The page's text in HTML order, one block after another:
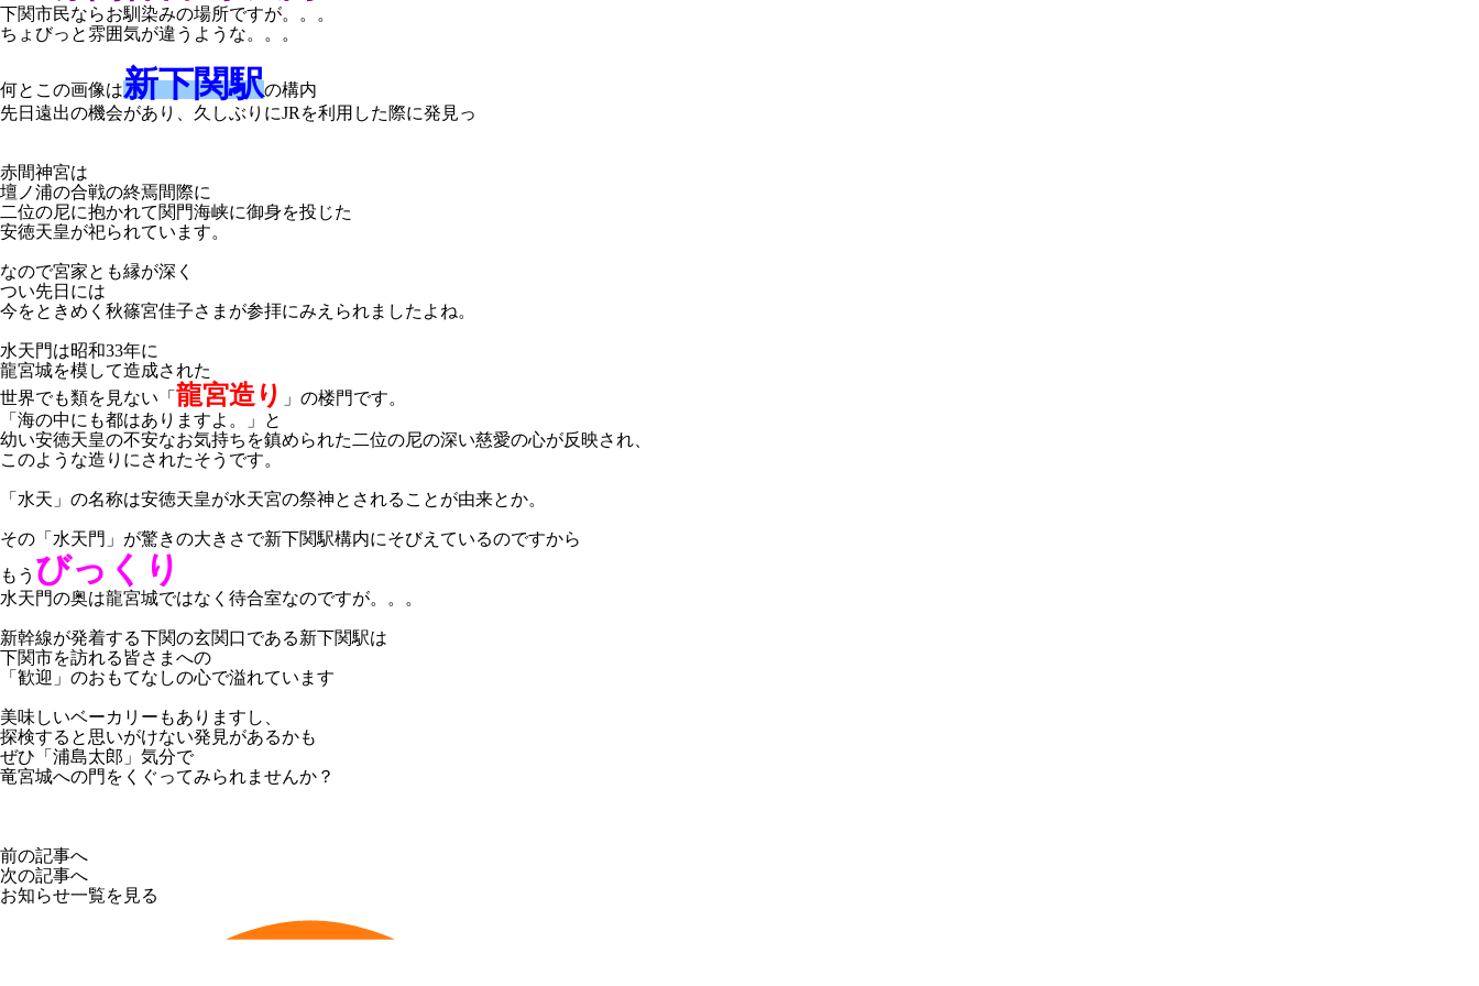
下関市民ならお馴染みの場所ですが。。。
ちょびっと雰囲気が違うような。。。
何とこの画像は新下関駅の構内
先日遠出の機会があり、久しぶりにJRを利用した際に発見っ
赤間神宮は
壇ノ浦の合戦の終焉間際に
二位の尼に抱かれて関門海峡に御身を投じた
安徳天皇が祀られています。
なので宮家とも縁が深く
つい先日には
今をときめく秋篠宮佳子さまが参拝にみえられましたよね。
水天門は昭和33年に
龍宮城を模して造成された
世界でも類を見ない「 龍宮造り
」の楼門です。
「海の中にも都はありますよ。」と
幼い安徳天皇の不安なお気持ちを鎮められた二位の尼の深い慈愛の心が反映され、
このような造りにされたそうです。
「水天」の名称は安徳天皇が水天宮の祭神とされることが由来とか。
その「水天門」が驚きの大きさで新下関駅構内にそびえているのですから
もう びっくり
水天門の奥は龍宮城ではなく待合室なのですが。。。
新幹線が発着する下関の玄関口である新下関駅は
下関市を訪れる皆さまへの
「歓迎」のおもてなしの心で溢れています
美味しいベーカリーもありますし、
探検すると思いがけない発見があるかも
ぜひ「浦島太郎」気分で
竜宮城への門をくぐってみられませんか？
前の記事へ
次の記事へ
お知らせ一覧を見る